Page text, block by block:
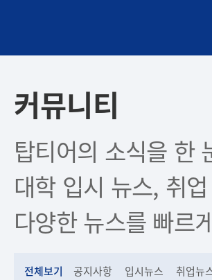
커뮤니티
탑티어의 소식을 한
대학 입시 뉴스, 취
다양한 뉴스를 빠르
전체보기 공지사항 입시뉴스 취업뉴